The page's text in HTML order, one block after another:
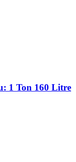
1 Ton 160 Litre